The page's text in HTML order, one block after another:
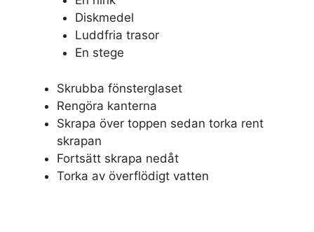
Diskmedel
Luddfria trasor
En stege
Skrubba fönsterglaset
Rengöra kanterna
Skrapa över toppen sedan torka rent
skrapan
Fortsätt skrapa nedåt
Torka av överflödigt vatten